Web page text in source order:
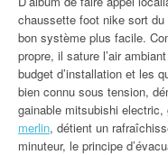
chaussette foot nike sort
bon système plus facile.
propre, il sature l’air
budget d’installation et les
bien connu sous tension,
gainable mitsubishi
merlin, détient un
minuteur, le principe